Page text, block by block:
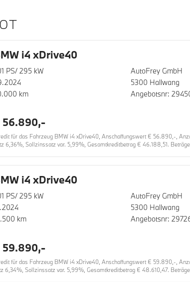
i4 xDrive40
PS/ 295 kW
km
AutoFrey GmbH
5300 Hallwang
Angebotsnr:
56.890,-
für das Fahrzeug BMW i4 xDrive40, Anschaffungswert € 56.890,-,
Sollzinssatz var. 5,99%, Gesamtkreditbetrag € 46.188,51.
i4 xDrive40
PS/ 295 kW
km
AutoFrey GmbH
5300 Hallwang
Angebotsnr:
59.890,-
für das Fahrzeug BMW i4 xDrive40, Anschaffungswert € 59.890,-,
Sollzinssatz var. 5,99%, Gesamtkreditbetrag € 48.610,47.